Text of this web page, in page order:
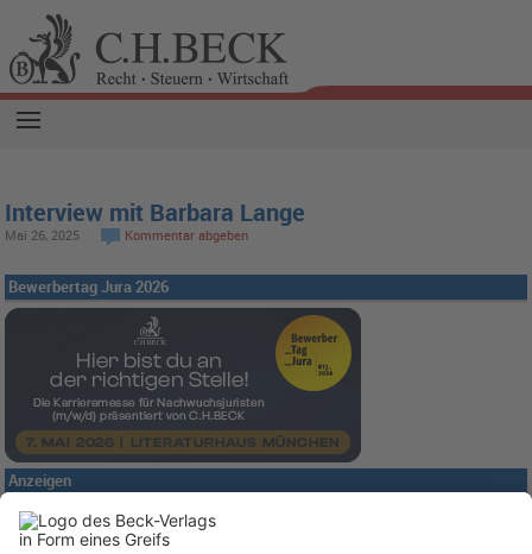
Interview mit Barbara Lange
Mai 26, 2025 Kommentar abgeben
Bewerbertag Jura 2026
Anzeigen